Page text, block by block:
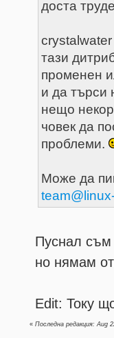
доста
crystalwater
тази
променен
и да търси
нещо
човек да
проблеми.
Може да
Пуснал съм
но нямам
Edit: Току
«Последна редакция: Aug